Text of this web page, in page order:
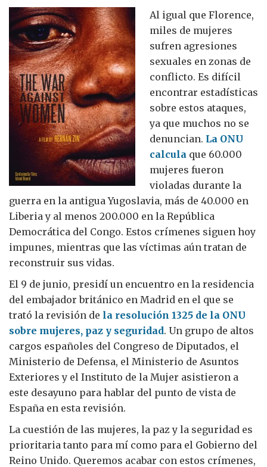
Al igual que Florence,
miles de mujeres
sufren agresiones
sexuales en zonas de
conflicto. Es difícil
encontrar estadísticas
sobre estos ataques,
ya que muchos no se
denuncian. La ONU
calcula que 60.000
mujeres fueron
violadas durante la
guerra en la antigua Yugoslavia, más de 40.000 en
Liberia y al menos 200.000 en la República
Democrática del Congo. Estos crímenes siguen hoy
impunes, mientras que las víctimas aún tratan de
reconstruir sus vidas.
El 9 de junio, presidí un encuentro en la residencia
del embajador británico en Madrid en el que se
trató la revisión de la resolución 1325 de la ONU
sobre mujeres, paz y seguridad. Un grupo de altos
cargos españoles del Congreso de Diputados, el
Ministerio de Defensa, el Ministerio de Asuntos
Exteriores y el Instituto de la Mujer asistieron a
este desayuno para hablar del punto de vista de
España en esta revisión.
La cuestión de las mujeres, la paz y la seguridad es
prioritaria tanto para mí como para el Gobierno del
Reino Unido. Queremos acabar con estos crímenes,